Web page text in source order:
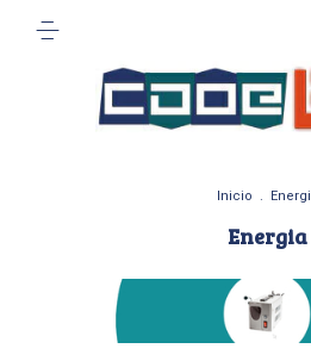
Inicio .
Energia